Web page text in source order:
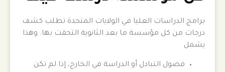
برامج الدراسات العليا في الولايات المتحدة تطلب كشف
درجات من كل مؤسسة ما بعد الثانوية التحقت بها. وهذا
يشمل
فصول التبادل أو الدراسة في الخارج، إذا لم تكن